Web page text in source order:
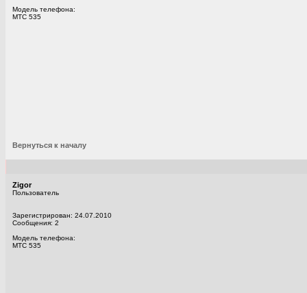
Модель телефона:
MTC 535
Вернуться к началу
Zigor
Пользователь
Зарегистрирован: 24.07.2010
Сообщения: 2
Модель телефона:
MTC 535